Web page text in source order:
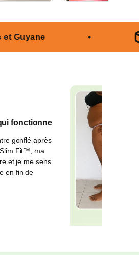
Satisfait ou
fonctionne
gonflé après
Fit™, ma
et je me sens
en fin de